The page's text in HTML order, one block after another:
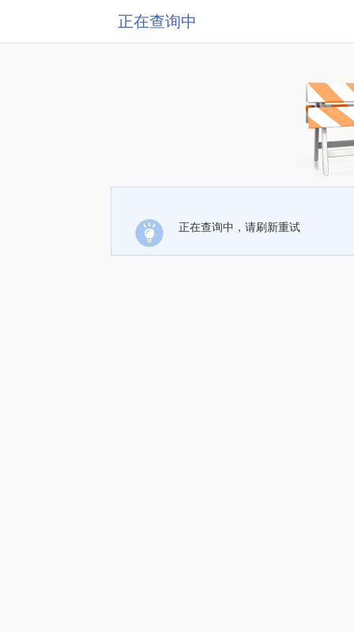
正在查询中
正在查询中，请刷新重试